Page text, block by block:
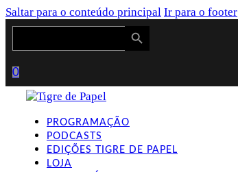
Saltar para o conteúdo principal Ir para o footer
Search
Search Button
0
PROGRAMAÇÃO
PODCASTS
EDIÇÕES TIGRE DE PAPEL
LOJA